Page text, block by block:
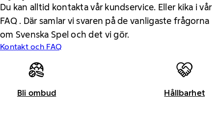
Du kan alltid kontakta vår kundservice. Eller kika i vår
FAQ . Där samlar vi svaren på de vanligaste frågorna
om Svenska Spel och det vi gör.
Kontakt och FAQ
Bli ombud Hållbarhet